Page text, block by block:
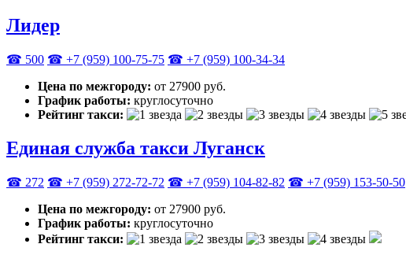
Лидер
☎ 500 ☎ +7 (959) 100-75-75 ☎ +7 (959) 100-34-34
Цена по межгороду: от 27900 руб.
График работы: круглосуточно
Рейтинг такси:
Единая служба такси Луганск
☎ 272 ☎ +7 (959) 272-72-72 ☎ ‎+7 (959) 104-82-82 ☎ +7 (959) 153-50-50
Цена по межгороду: от 27900 руб.
График работы: круглосуточно
Рейтинг такси: